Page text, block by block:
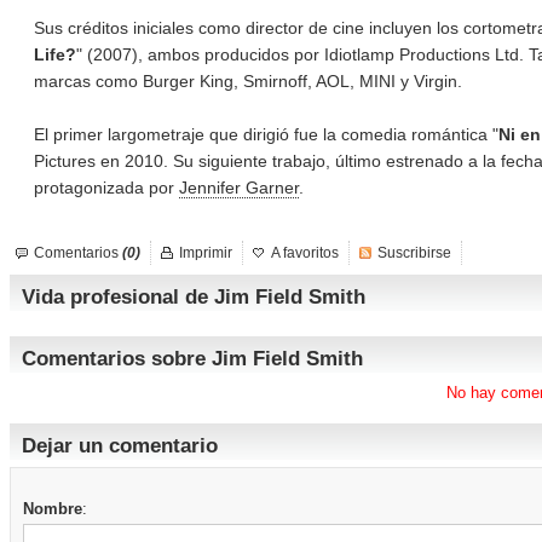
Sus créditos iniciales como director de cine incluyen los
Life?" (2007), ambos producidos por Idiotlamp Productions Ltd.
marcas como Burger King, Smirnoff, AOL, MINI y Virgin.
El primer largometraje que dirigió fue la comedia romántica "Ni
Pictures en 2010. Su siguiente trabajo, último estrenado a la
protagonizada por Jennifer Garner.
Comentarios (0) Imprimir A favoritos Suscribirse
Vida profesional de Jim Field Smith
Comentarios sobre Jim Field Smith
No hay
Dejar un comentario
Nombre: